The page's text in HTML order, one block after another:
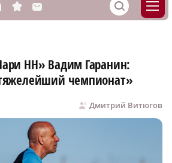
s M S
НН» Вадим Гаранин:
чемпионат»
Дмитрий Витюгов